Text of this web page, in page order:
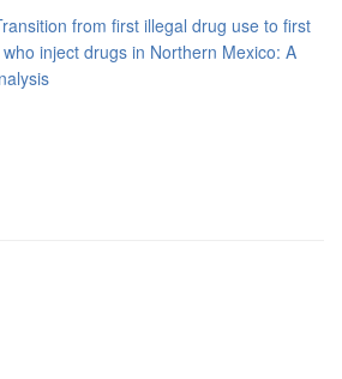
from first illegal drug use to first
inject drugs in Northern Mexico: A